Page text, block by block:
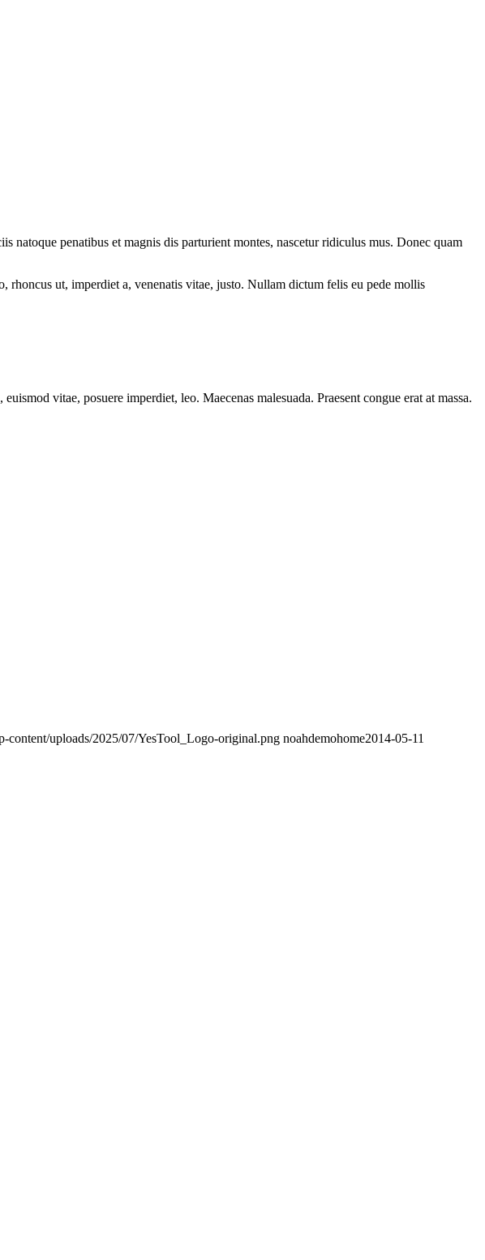
natoque penatibus et magnis dis parturient montes, nascetur ridiculus mus. Donec quam
ut, imperdiet a, venenatis vitae, justo. Nullam dictum felis eu pede mollis
vitae, posuere imperdiet, leo. Maecenas malesuada. Praesent congue erat at massa.
content/uploads/2025/07/YesTool_Logo-original.png noahdemohome2014-05-11